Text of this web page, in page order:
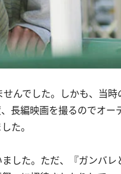
んでした。しかも、当
長編映画を撮るのでオー
た。
した。ただ、『ガンバレ